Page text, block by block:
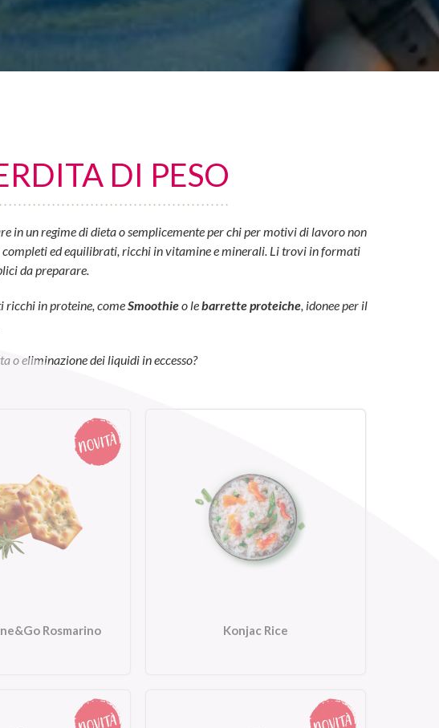
DI PESO
in un regime di dieta o semplicemente per chi per motivi di lavoro non
ed equilibrati, ricchi in vitamine e minerali. Li trovi in formati
da preparare.
ricchi in proteine, comeSmoothieo lebarrette proteiche, idonee per il
o eliminazione dei liquidi in eccesso?
Rosmarino Konjac Rice